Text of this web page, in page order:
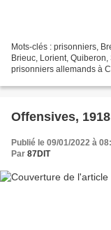
Mots-clés : prisonniers,
Brieuc, Lorient,
prisonniers allemands à
Offensives, 1918
Publié le 09/01/2022 à
Par 87DIT